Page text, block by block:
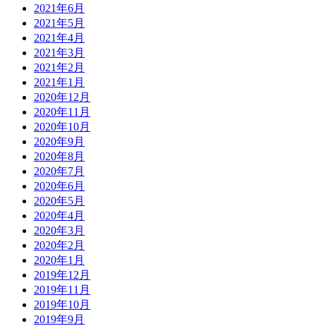
2021年6月
2021年5月
2021年4月
2021年3月
2021年2月
2021年1月
2020年12月
2020年11月
2020年10月
2020年9月
2020年8月
2020年7月
2020年6月
2020年5月
2020年4月
2020年3月
2020年2月
2020年1月
2019年12月
2019年11月
2019年10月
2019年9月